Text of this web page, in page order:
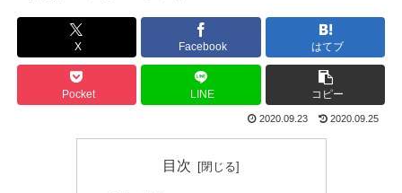
X Facebook はてブ
Pocket LINE コピー
2020.09.23 2020.09.25
目次